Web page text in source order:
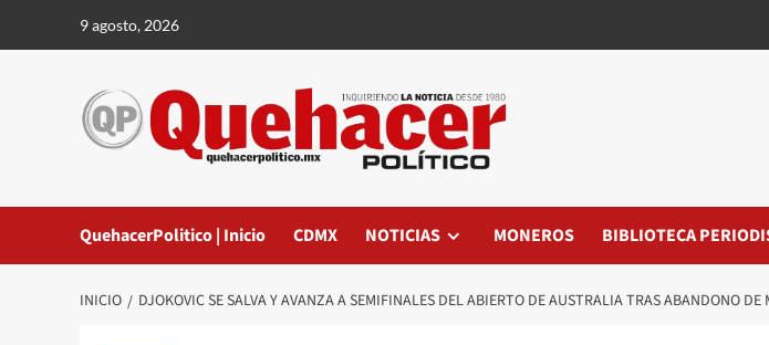
9 agosto, 2026
QuehacerPolitico | Inicio CDMX NOTICIAS MONEROS BIBLIOTECA
INICIO DJOKOVIC SE SALVA Y AVANZA A SEMIFINALES DEL ABIERTO DE AUSTRALIA TRAS ABANDONO